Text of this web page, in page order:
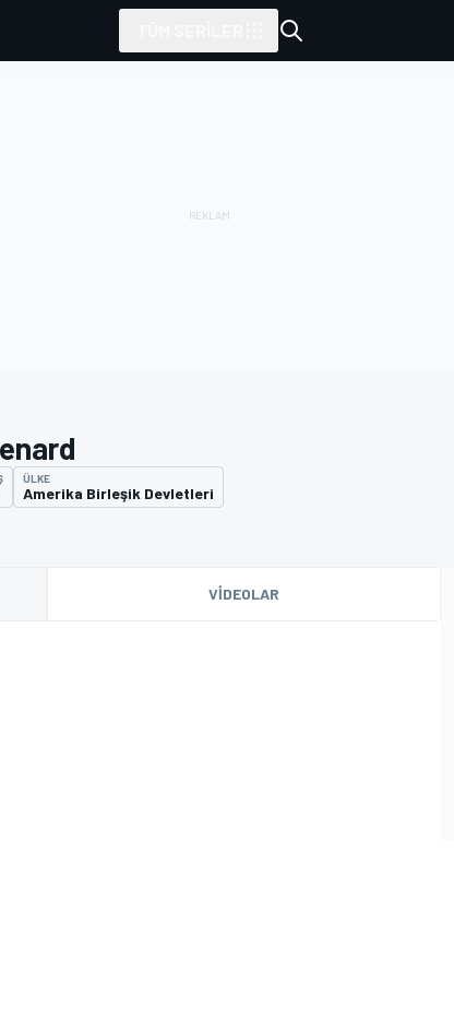
ÜLKE
Amerika Birleşik Devletleri
VIDEOLAR